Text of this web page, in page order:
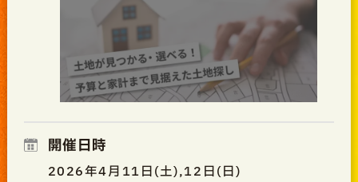
開催日時
2026年4月11日(土),12日(日)